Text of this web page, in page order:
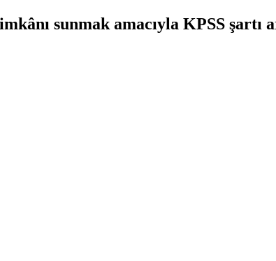
sunmak amacıyla KPSS şartı